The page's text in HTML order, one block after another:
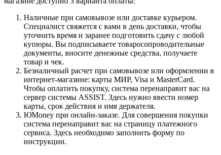
Наличные при самовывозе или доставке курьером.
Специалист свяжется с вами в день доставки, чтобы
уточнить время и заранее подготовить сдачу с любой
купюры. Вы подписываете товаросопроводительные
документы, вносите денежные средства, получаете
товар и чек.
Безналичный расчет при самовывозе или оформлении в
интернет-магазине: карты МИР, Visa и MasterCard.
Чтобы оплатить покупку, система перенаправит вас на
сервер системы ASSIST. Здесь нужно ввести номер
карты, срок действия и имя держателя.
ЮMoney при онлайн-заказе. Для совершения покупки
система перенаправит вас на страницу платежного
сервиса. Здесь необходимо заполнить форму по
инструкции.